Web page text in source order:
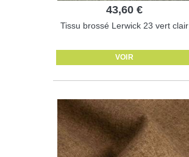
43,60 €
Tissu brossé Lerwick 23 vert clair
VOIR